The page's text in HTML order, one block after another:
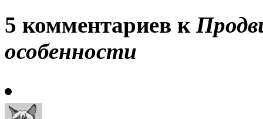
5 комментариев к
особенности